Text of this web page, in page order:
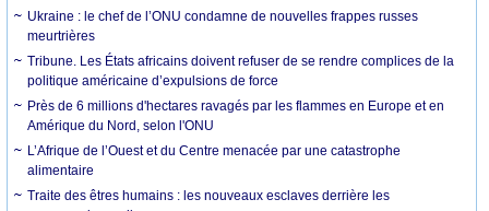
Ukraine : le chef de l’ONU condamne de nouvelles frappes russes
meurtrières
Tribune. Les États africains doivent refuser de se rendre complices de la
politique américaine d’expulsions de force
Près de 6 millions d'hectares ravagés par les flammes en Europe et en
Amérique du Nord, selon l'ONU
L’Afrique de l’Ouest et du Centre menacée par une catastrophe
alimentaire
Traite des êtres humains : les nouveaux esclaves derrière les